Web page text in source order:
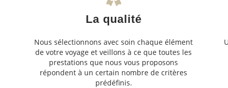
La qualité
Nous sélectionnons avec soin chaque élément
de votre voyage et veillons à ce que toutes les
prestations que nous vous proposons
répondent à un certain nombre de critères
prédéfinis.